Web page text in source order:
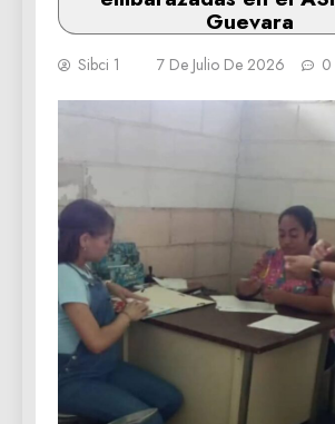
Guevara
Sibci 1 7 De Julio De 2026 0